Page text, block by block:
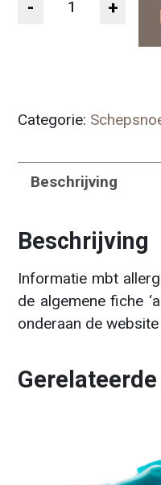
Categorie:
Beschrijving
Beschrijving
Informatie mbt
de algemene fiche
onderaan de website